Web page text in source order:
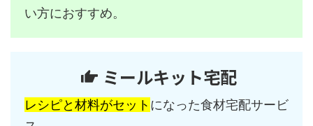
い方におすすめ。
ミールキット宅配
レシピと材料がセット になった食材宅配サービ